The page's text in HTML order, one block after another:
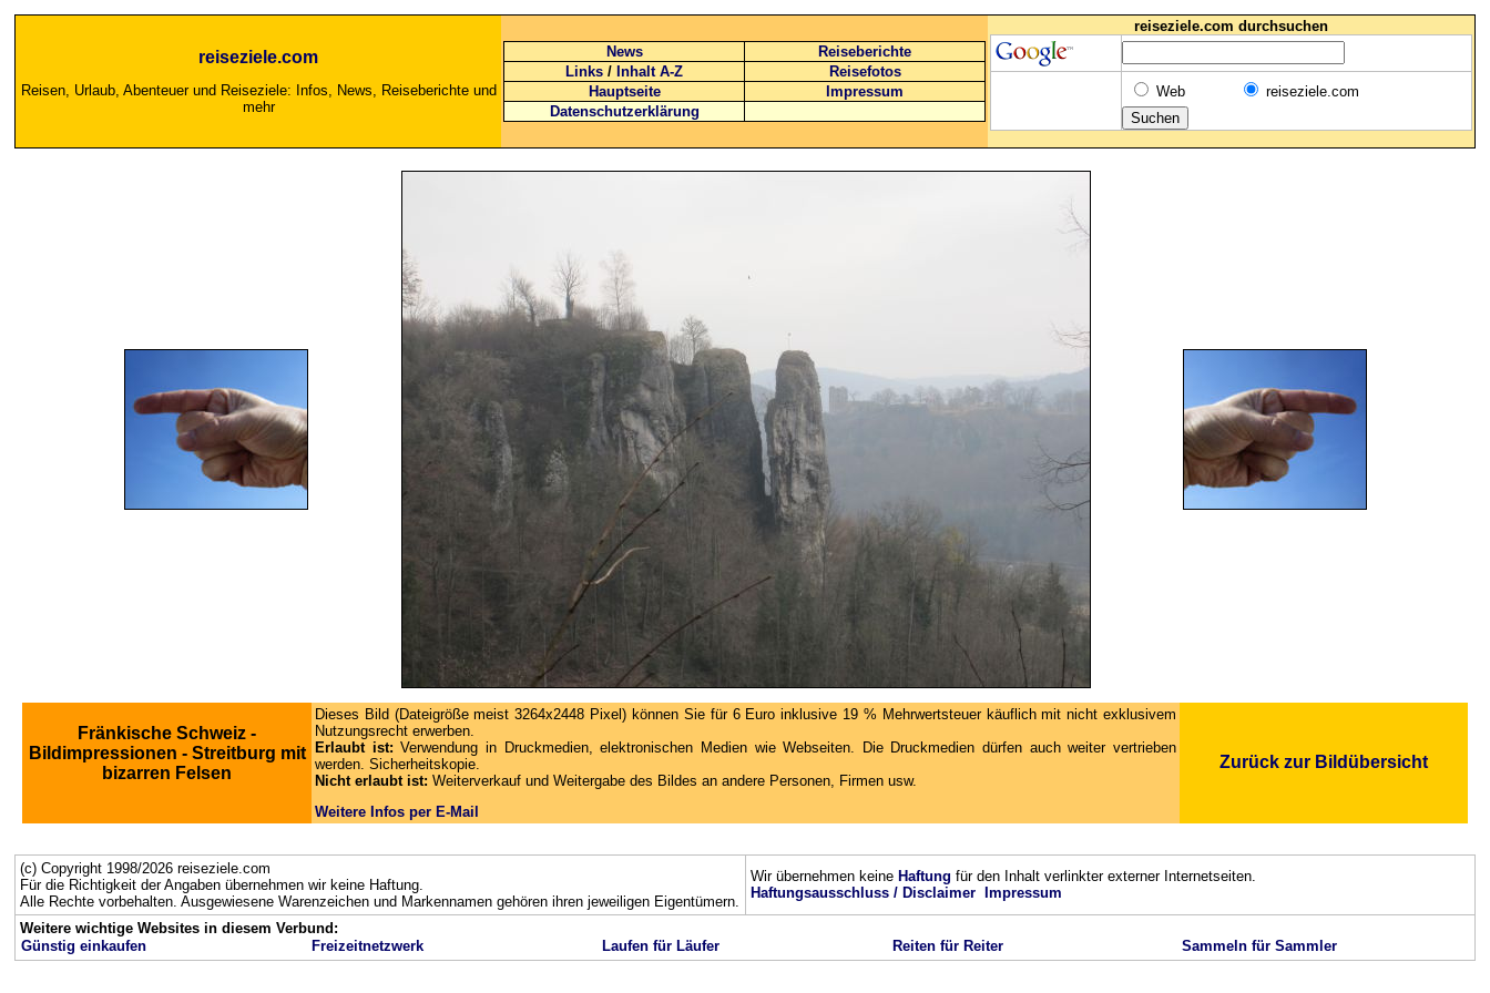
reiseziele.com
Reisen, Urlaub, Abenteuer und Reiseziele: Infos, News, Reiseberichte und
mehr
News
Reiseberichte
Links / Inhalt A-Z
Reisefotos
Hauptseite
Impressum
Datenschutzerklärung
reiseziele.com durchsuchen
Web reiseziele.com
Fränkische Schweiz -
Bildimpressionen - Streitburg mit
bizarren Felsen
Dieses Bild (Dateigröße meist 3264x2448 Pixel) können Sie für 6 Euro inklusive 19 % Mehrwertsteuer käuflich mit nicht exklusivem
Nutzungsrecht erwerben.
Erlaubt ist:Verwendung in Druckmedien, elektronischen Medien wie Webseiten. Die Druckmedien dürfen auch weiter vertrieben
werden. Sicherheitskopie.
Nicht erlaubt ist: Weiterverkauf und Weitergabe des Bildes an andere Personen, Firmen usw.
Weitere Infos per E-Mail
Zurück zur Bildübersicht
(c) Copyright 1998/2026 reiseziele.com
Für die Richtigkeit der Angaben übernehmen wir keine Haftung.
Alle Rechte vorbehalten. Ausgewiesene Warenzeichen und Markennamen gehören ihren jeweiligen Eigentümern.
Wir übernehmen keine Haftung für den Inhalt verlinkter externer Internetseiten.
Haftungsausschluss / Disclaimer
Impressum
Weitere wichtige Websites in diesem Verbund:
Günstig einkaufen
Freizeitnetzwerk Laufen für Läufer Reiten für Reiter Sammeln für Sammler